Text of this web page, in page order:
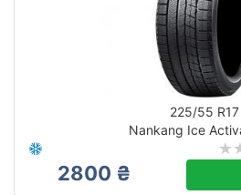
225/55 R17
Nankang Ice
2800 ₴